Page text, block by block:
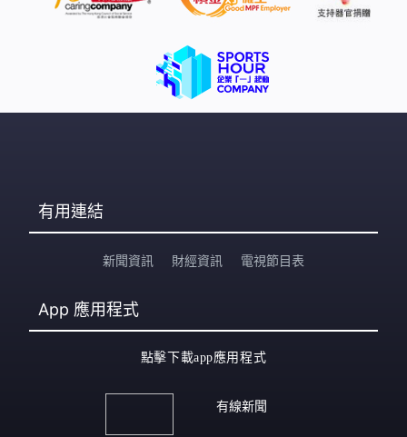
有用連結
新聞資訊 財經資訊 電視節目表
App 應用程式
點擊下載app應用程式
有線新聞